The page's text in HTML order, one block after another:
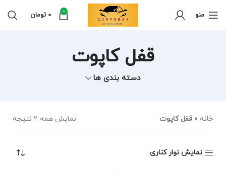
منو 0
0 تومان
قفل کاپوت
دسته بندی ها
خانه » قفل کاپوت نمایش همه 2 نتیجه
نمایش نوار کناری